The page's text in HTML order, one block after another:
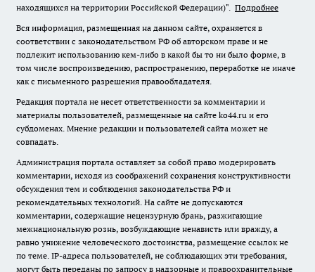
находящихся на территории Российской Федерации)". Подробнее
Вся информация, размещенная на данном сайте, охраняется в
соответствии с законодательством РФ об авторском праве и не
подлежит использованию кем-либо в какой бы то ни было форме, в
том числе воспроизведению, распространению, переработке не иначе
как с письменного разрешения правообладателя.
Редакция портала не несет ответственности за комментарии и
материалы пользователей, размещенные на сайте ko44.ru и его
субдоменах. Мнение редакции и пользователей сайта может не
совпадать.
Администрация портала оставляет за собой право модерировать
комментарии, исходя из соображений сохранения конструктивности
обсуждения тем и соблюдения законодательства РФ и
рекомендательных технологий. На сайте не допускаются
комментарии, содержащие нецензурную брань, разжигающие
межнациональную рознь, возбуждающие ненависть или вражду, а
равно унижение человеческого достоинства, размещение ссылок не
по теме. IP-адреса пользователей, не соблюдающих эти требования,
могут быть переданы по запросу в надзорные и правоохранительные